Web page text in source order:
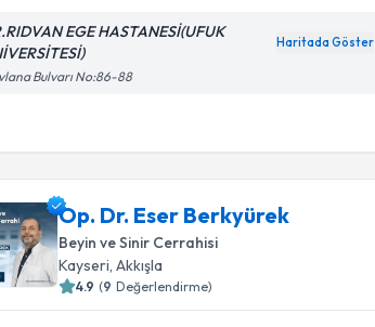
EGE HASTANESİ(UFUK
Haritada Göster
Bulvarı No:86-88
Op. Dr. Eser Berkyürek
Beyin ve Sinir Cerrahisi
Kayseri,Akkışla
4.9 (9 Değerlendirme)